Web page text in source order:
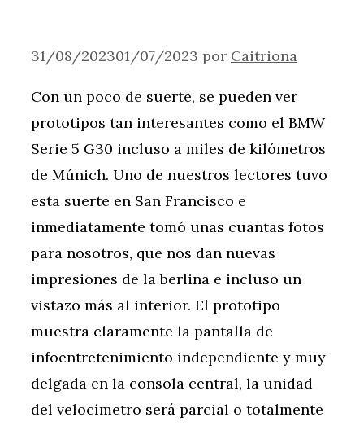
31/08/202301/07/2023 por Caitriona
Con un poco de suerte, se pueden ver
prototipos tan interesantes como el BMW
Serie 5 G30 incluso a miles de kilómetros
de Múnich. Uno de nuestros lectores tuvo
esta suerte en San Francisco e
inmediatamente tomó unas cuantas fotos
para nosotros, que nos dan nuevas
impresiones de la berlina e incluso un
vistazo más al interior. El prototipo
muestra claramente la pantalla de
infoentretenimiento independiente y muy
delgada en la consola central, la unidad
del velocímetro será parcial o totalmente